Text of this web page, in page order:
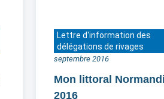
Lettre d'information des
délégations de rivages
septembre 2016
Mon littoral
2016